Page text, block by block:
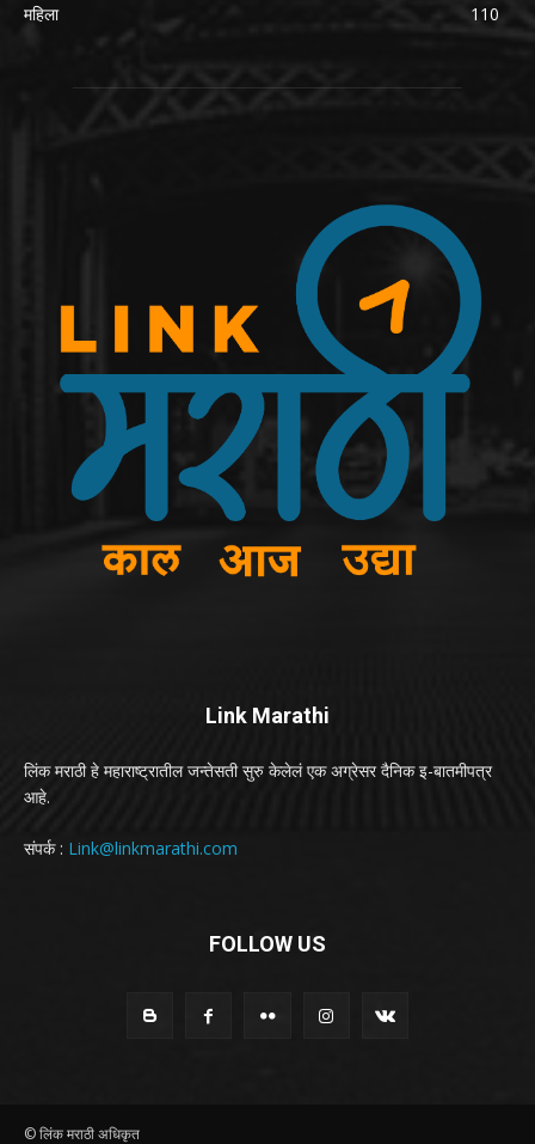
महिला
110
Link Marathi
लिंक मराठी हे महाराष्ट्रातील जन्तेसती सुरु केलेलं एक अग्रेसर दैनिक इ-बातमीपत्र
आहे.
संपर्क : Link@linkmarathi.com
FOLLOW US
© लिंक मराठी अधिकृत